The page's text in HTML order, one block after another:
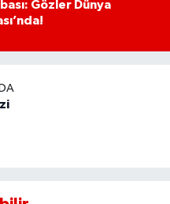
Gözler Dünya